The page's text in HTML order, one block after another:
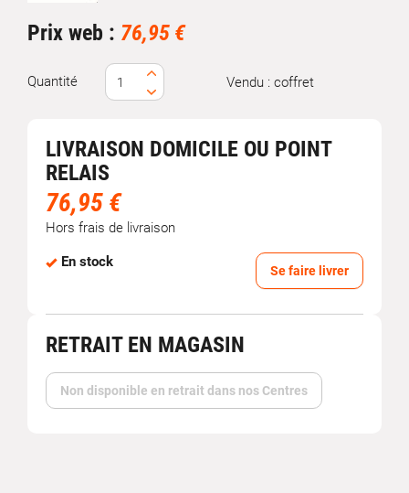
Prix web : 76,95 €
Quantité Vendu : coffret
LIVRAISON DOMICILE OU POINT
RELAIS
76,95 €
Hors frais de livraison
En stock
Se faire livrer
RETRAIT EN MAGASIN
Non disponible en retrait dans nos Centres